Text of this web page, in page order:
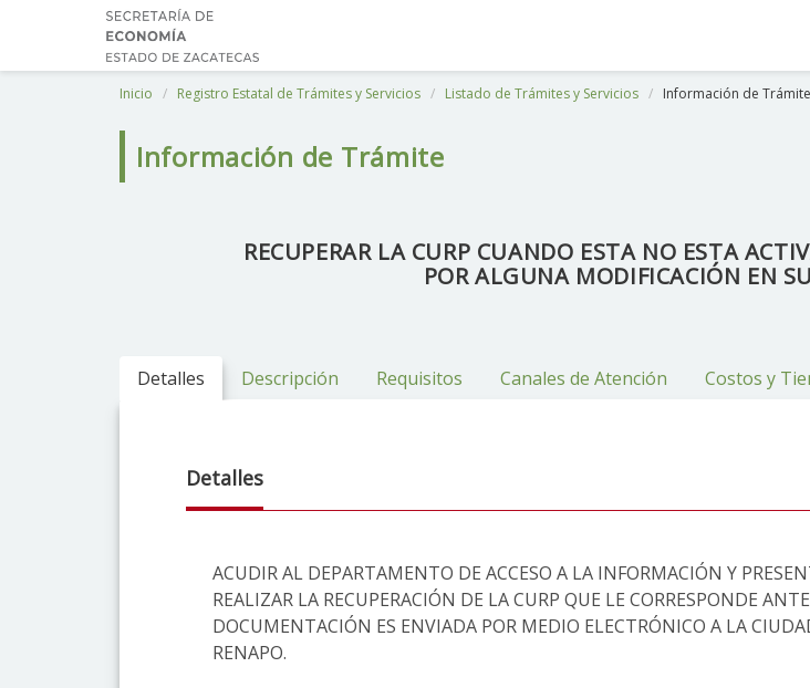
Inicio Registro Estatal de Trámites y Servicios Listado de Trámites y Servicios Información de Trámite
Información de Trámite
RECUPERAR LA CURP CUANDO ESTA NO ESTA
POR ALGUNA MODIFICACIÓN EN
Detalles Descripción Requisitos Canales de Atención Costos y
Detalles
ACUDIR AL DEPARTAMENTO DE ACCESO A LA INFORMACIÓN Y
REALIZAR LA RECUPERACIÓN DE LA CURP QUE LE CORRESPONDE
DOCUMENTACIÓN ES ENVIADA POR MEDIO ELECTRÓNICO A LA
RENAPO.